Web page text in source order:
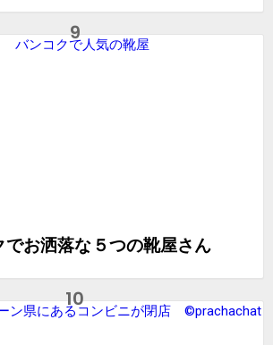
でお洒落な５つの靴屋さん